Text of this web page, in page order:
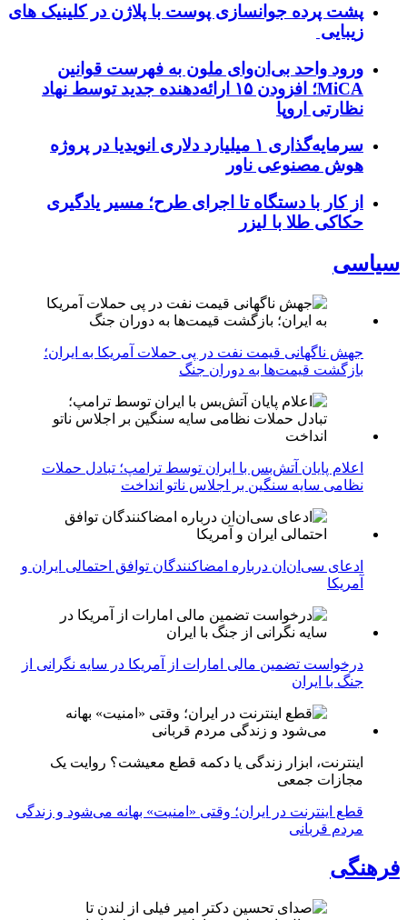
پشت پرده جوانسازی پوست با پلاژن در کلینیک های
زیبایی
ورود واحد بی‌ان‌وای ملون به فهرست قوانین
MiCA؛ افزودن ۱۵ ارائه‌دهنده جدید توسط نهاد
نظارتی اروپا
سرمایه‌گذاری ۱ میلیارد دلاری انویدیا در پروژه
هوش مصنوعی ناور
از کار با دستگاه تا اجرای طرح؛ مسیر یادگیری
حکاکی طلا با لیزر
سیاسی
جهش ناگهانی قیمت نفت در پی حملات آمریکا به ایران؛
بازگشت قیمت‌ها به دوران جنگ
اعلام پایان آتش‌بس با ایران توسط ترامپ؛ تبادل حملات
نظامی سایه سنگین بر اجلاس ناتو انداخت
ادعای سی‌ان‌ان درباره امضاکنندگان توافق احتمالی ایران و
آمریکا
درخواست تضمین مالی امارات از آمریکا در سایه نگرانی از
جنگ با ایران
اینترنت، ابزار زندگی یا دکمه قطع معیشت؟ روایت یک
مجازات جمعی
قطع اینترنت در ایران؛ وقتی «امنیت» بهانه می‌شود و زندگی
مردم قربانی
فرهنگی